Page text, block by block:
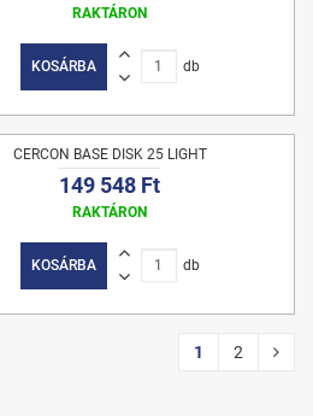
RAKTÁRON
KOSÁRBA db
CERCON BASE DISK 25 LIGHT
149 548 Ft
RAKTÁRON
KOSÁRBA db
1 2